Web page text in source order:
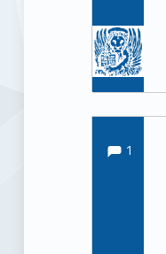
Comments:1